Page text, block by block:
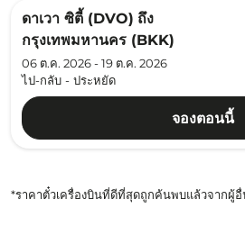
ดาเวา ซิตี้ (DVO) ถึง
กรุงเทพมหานคร (BKK)
06 ต.ค. 2026 - 19 ต.ค. 2026
ไป-กลับ - ประหยัด
จองตอนนี้
*ราคาตั๋วเครื่องบินที่ดีที่สุดถูกค้นพบแล้วจากผู้